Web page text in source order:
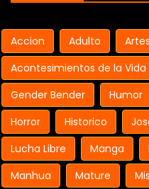
Accion Adulto
Acontesimientos de la Vida
Gender Bender
Humor
Horror
Historico
Lucha Libre
Manga
Manhua
Mature